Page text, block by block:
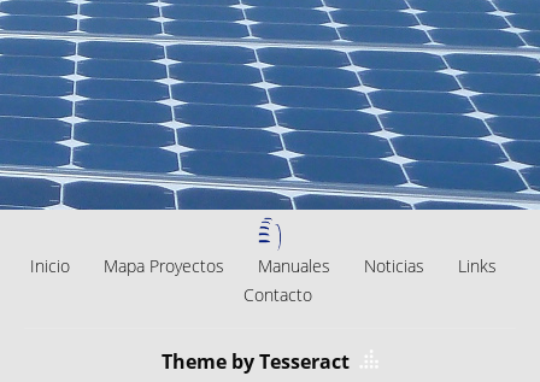
Inicio Mapa Proyectos Manuales Noticias
Links
Contacto
Theme by Tesseract